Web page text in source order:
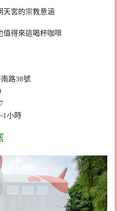
天宮的宗教意涵
值得來這喝杯咖啡
路38號
小時